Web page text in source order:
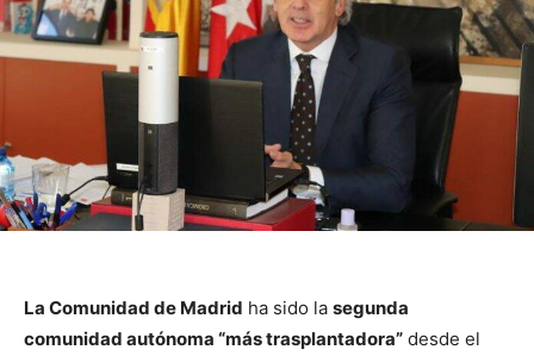
La Comunidad de Madrid ha sido la segunda
comunidad autónoma “más trasplantadora” desde el